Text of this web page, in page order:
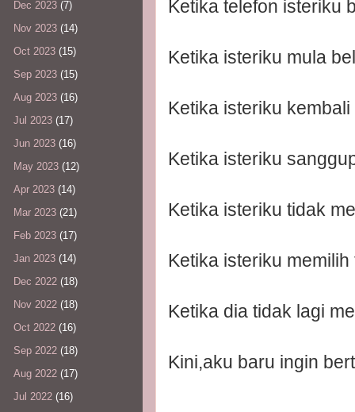
Ketika telefon isteriku
Ketika isteriku mula
Ketika isteriku
Ketika isteriku
Ketika isteriku tidak
Ketika isteriku
Ketika dia tidak lagi
Kini,aku baru ingin
Dec 2023 (7)
Nov 2023 (14)
Oct 2023 (15)
Sep 2023 (15)
Aug 2023 (16)
Jul 2023 (17)
Jun 2023 (16)
May 2023 (12)
Apr 2023 (14)
Mar 2023 (21)
Feb 2023 (17)
Jan 2023 (14)
Dec 2022 (18)
Nov 2022 (18)
Oct 2022 (16)
Sep 2022 (18)
Aug 2022 (17)
Jul 2022 (16)